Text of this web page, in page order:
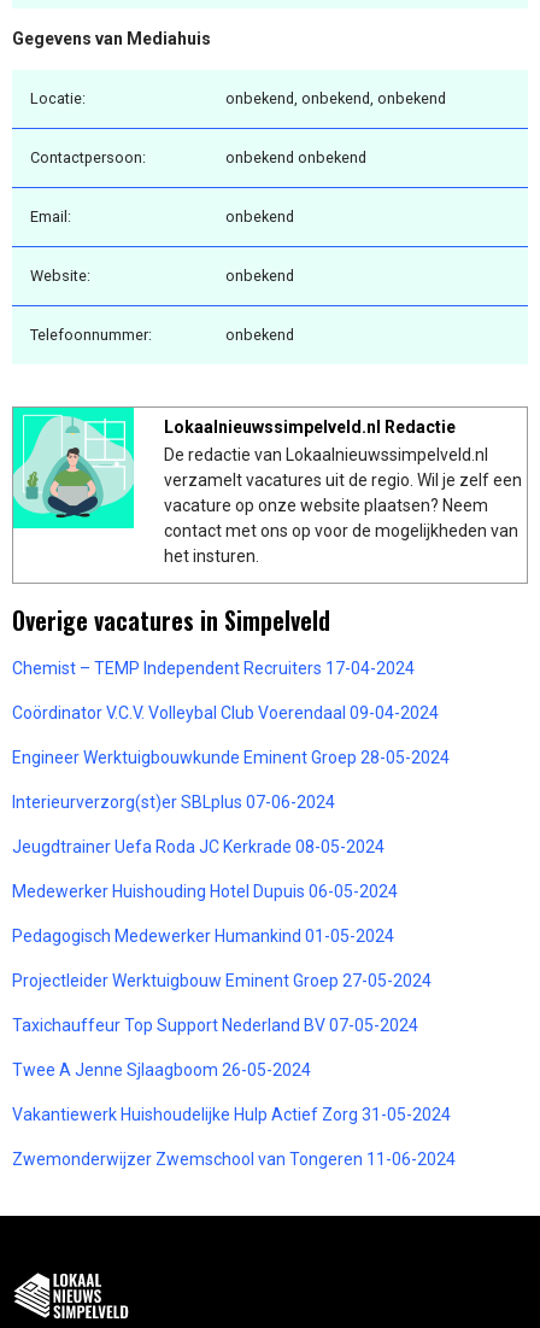
Gegevens van Mediahuis
Locatie: onbekend, onbekend, onbekend
Contactpersoon: onbekend onbekend
Email: onbekend
Website: onbekend
Telefoonnummer: onbekend
Lokaalnieuwssimpelveld.nl Redactie
De redactie van Lokaalnieuwssimpelveld.nl
verzamelt vacatures uit de regio. Wil je zelf een
vacature op onze website plaatsen? Neem
contact met ons op voor de mogelijkheden van
het insturen.
Overige vacatures in Simpelveld
Chemist – TEMP Independent Recruiters 17-04-2024
Coördinator V.C.V. Volleybal Club Voerendaal 09-04-2024
Engineer Werktuigbouwkunde Eminent Groep 28-05-2024
Interieurverzorg(st)er SBLplus 07-06-2024
Jeugdtrainer Uefa Roda JC Kerkrade 08-05-2024
Medewerker Huishouding Hotel Dupuis 06-05-2024
Pedagogisch Medewerker Humankind 01-05-2024
Projectleider Werktuigbouw Eminent Groep 27-05-2024
Taxichauffeur Top Support Nederland BV 07-05-2024
Twee A Jenne Sjlaagboom 26-05-2024
Vakantiewerk Huishoudelijke Hulp Actief Zorg 31-05-2024
Zwemonderwijzer Zwemschool van Tongeren 11-06-2024